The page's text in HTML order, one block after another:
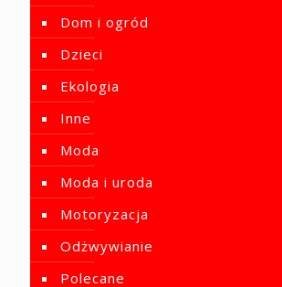
Dom i ogród
Dzieci
Ekologia
Inne
Moda
Moda i uroda
Motoryzacja
Odżwywianie
Polecane